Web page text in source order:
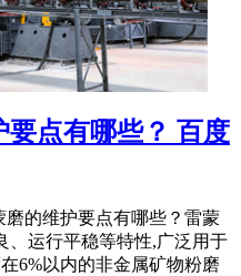
要点有哪些？ 百度
磨的维护要点有哪些？雷蒙
、运行平稳等特性,广泛用于
6%以内的非金属矿物粉磨